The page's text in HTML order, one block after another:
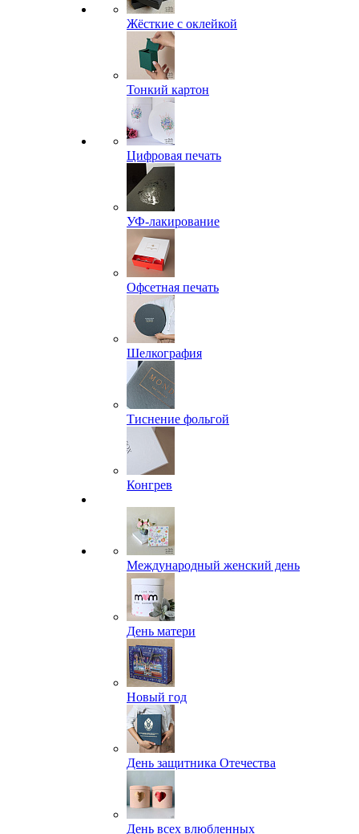
Жёсткие с оклейкой
Тонкий картон
Цифровая печать
УФ-лакирование
Офсетная печать
Шелкография
Тиснение фольгой
Конгрев
Международный женский день
День матери
Новый год
День защитника Отечества
День всех влюбленных